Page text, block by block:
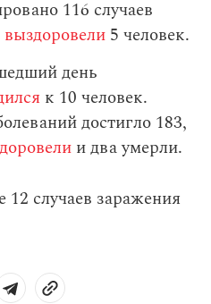
116 случаев
выздоровели 5 человек.
день
к 10 человек.
достигло 183,
и два умерли.
12 случаев заражения